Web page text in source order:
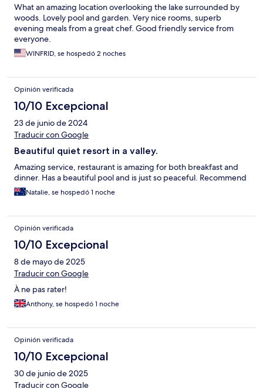
What an amazing location overlooking the lake surrounded by
woods. Lovely pool and garden. Very nice rooms, superb
evening meals from a great chef. Good friendly service from
everyone.
WINFRID, se hospedó 2 noches
Opinión verificada
10/10 Excepcional
23 de junio de 2024
Traducir con Google
Beautiful quiet resort in a valley.
Amazing service, restaurant is amazing for both breakfast and
dinner. Has a beautiful pool and is just so peaceful. Recommend
Natalie, se hospedó 1 noche
Opinión verificada
10/10 Excepcional
8 de mayo de 2025
Traducir con Google
À ne pas rater!
Anthony, se hospedó 1 noche
Opinión verificada
10/10 Excepcional
30 de junio de 2025
Traducir con Google